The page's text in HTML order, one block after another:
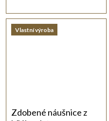
Vlastní výroba
Zdobené náušnice z